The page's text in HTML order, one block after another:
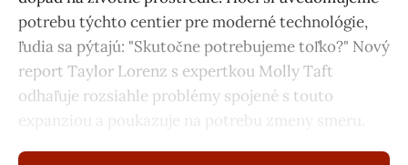
potrebu týchto centier pre moderné technológie,
ľudia sa pýtajú: "Skutočne potrebujeme toľko?" Nový
report Taylor Lorenz s expertkou Molly Taft
odhaľuje rozsiahle problémy spojené s touto
expanziou a poukazuje na potrebu zmeny smeru.